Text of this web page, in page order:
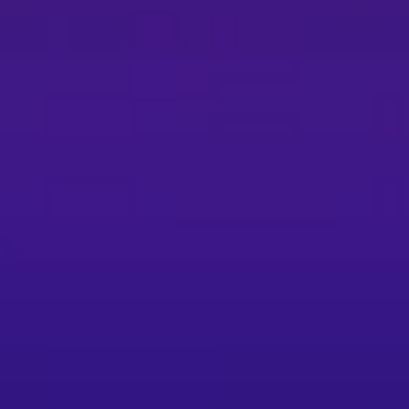
位受阻名單與座位圖。 - 現場行為：演出中
管，如遺失請先報案並依主辦指示辦理切
身份認證方能購買；身障者與必要陪同者入
取消與最終解釋權；若節目取消，主辦僅依